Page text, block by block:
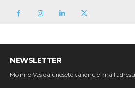
NEWSLETTER
Molimo Vas da unesete validnu e-mail adresu